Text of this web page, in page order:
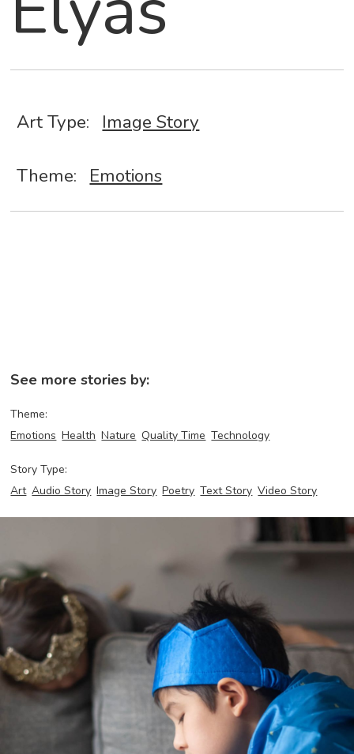
Art Type: Image Story
Theme: Emotions
See more stories by:
Theme:
Emotions Health Nature Quality Time Technology
Story Type:
Art Audio Story Image Story Poetry Text Story Video Story